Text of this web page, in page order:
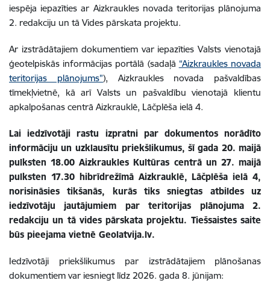
iespēja iepazīties ar Aizkraukles novada teritorijas plānojuma
2. redakciju un tā Vides pārskata projektu.
Ar izstrādātajiem dokumentiem var iepazīties Valsts vienotajā
ģeotelpiskās informācijas portālā (sadaļā “Aizkraukles novada
teritorijas plānojums”), Aizkraukles novada pašvaldības
tīmekļvietnē, kā arī Valsts un pašvaldību vienotajā klientu
apkalpošanas centrā Aizkrauklē, Lāčplēša ielā 4.
Lai iedzīvotāji rastu izpratni par dokumentos norādīto
informāciju un uzklausītu priekšlikumus, šī gada 20. maijā
pulksten 18.00 Aizkraukles Kultūras centrā un 27. maijā
pulksten 17.30 hibrīdrežīmā Aizkrauklē, Lāčplēša ielā 4,
norisināsies tikšanās, kurās tiks sniegtas atbildes uz
iedzīvotāju jautājumiem par teritorijas plānojuma 2.
redakciju un tā vides pārskata projektu. Tiešsaistes saite
būs pieejama vietnē Geolatvija.lv.
Iedzīvotāji priekšlikumus par izstrādātajiem plānošanas
dokumentiem var iesniegt līdz 2026. gada 8. jūnijam: